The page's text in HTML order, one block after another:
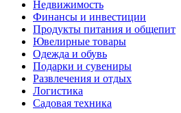
Недвижимость
Финансы и инвестиции
Продукты питания и общепит
Ювелирные товары
Одежда и обувь
Подарки и сувениры
Развлечения и отдых
Логистика
Садовая техника